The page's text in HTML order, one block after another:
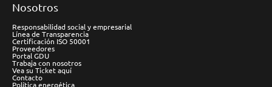
Nosotros
Responsabilidad social y empresarial
Línea de Transparencia
Certificación ISO 50001
Proveedores
Portal GDU
Trabaja con nosotros
Vea su Ticket aquí
Contacto
Política energética